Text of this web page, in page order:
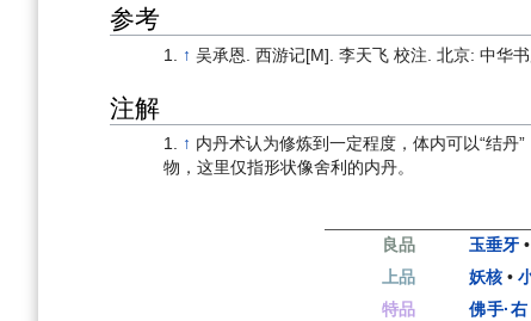
参考
↑ 吴承恩. 西游记[M]. 李天飞 校注. 北京: 中华
注解
↑ 内丹术认为修炼到一定程度，体内可以“结丹
物，这里仅指形状像舍利的内丹。
良品 玉垂牙
上品
妖核 •
特品
佛手·右